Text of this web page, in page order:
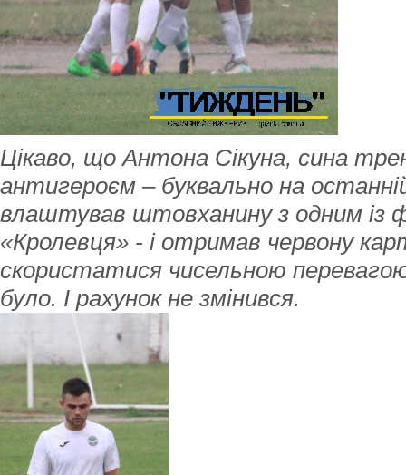
Цікаво, що Антона Сікуна, сина
антигероєм – буквально на
влаштував штовханину з одним із
«Кролевця» - і отримав червону
скористатися чисельною
було. І рахунок не змінився.